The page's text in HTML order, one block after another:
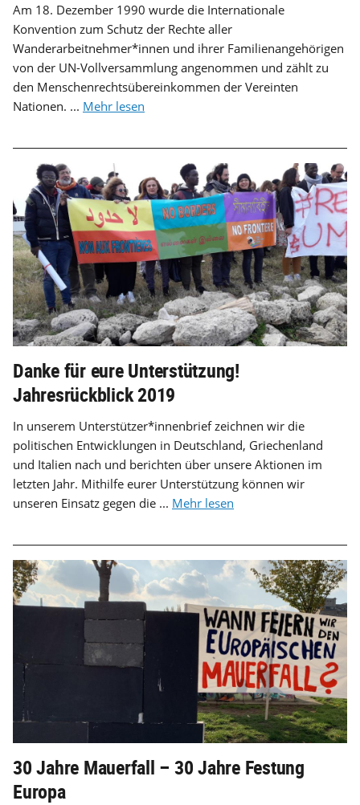
Am 18. Dezember 1990 wurde die Internationale
Konvention zum Schutz der Rechte aller
Wanderarbeitnehmer*innen und ihrer Familienangehörigen
von der UN-Vollversammlung angenommen und zählt zu
den Menschenrechtsübereinkommen der Vereinten
Nationen. ... Mehr lesen
Danke für eure Unterstützung!
Jahresrückblick 2019
In unserem Unterstützer*innenbrief zeichnen wir die
politischen Entwicklungen in Deutschland, Griechenland
und Italien nach und berichten über unsere Aktionen im
letzten Jahr. Mithilfe eurer Unterstützung können wir
unseren Einsatz gegen die ... Mehr lesen
30 Jahre Mauerfall – 30 Jahre Festung
Europa